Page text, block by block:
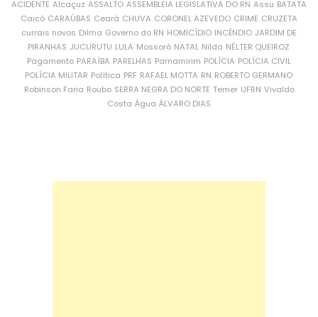
ACIDENTE Alcaçuz ASSALTO ASSEMBLEIA LEGISLATIVA DO RN Assu BATATA
Caicó CARAÚBAS Ceará CHUVA CORONEL AZEVEDO CRIME CRUZETA
currais novos Dilma Governo do RN HOMICÍDIO INCÊNDIO JARDIM DE
PIRANHAS JUCURUTU LULA Mossoró NATAL Nilda NÉLTER QUEIROZ
Pagamento PARAÍBA PARELHAS Parnamirim POLÍCIA POLÍCIA CIVIL
POLÍCIA MILITAR Política PRF RAFAEL MOTTA RN ROBERTO GERMANO
Robinson Faria Roubo SERRA NEGRA DO NORTE Temer UFRN Vivaldo
Costa Água ÁLVARO DIAS